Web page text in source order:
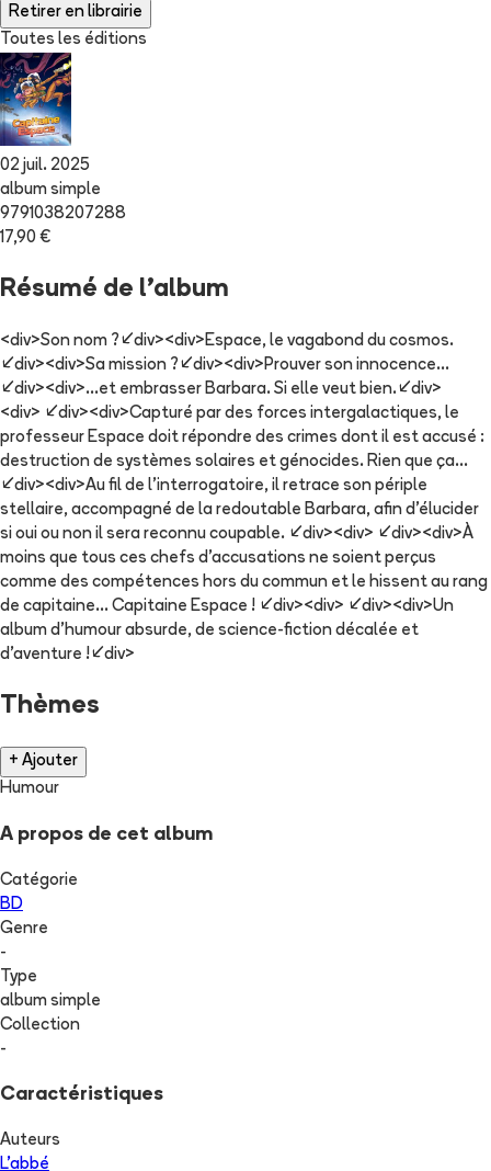
Retirer en librairie
Toutes les éditions
02 juil. 2025
album simple
9791038207288
17,90 €
Résumé de l'album
<div>Son nom ?</div><div>Espace, le vagabond du cosmos.
</div><div>Sa mission ?</div><div>Prouver son innocence...
</div><div>...et embrasser Barbara. Si elle veut bien.</div>
<div> </div><div>Capturé par des forces intergalactiques, le
professeur Espace doit répondre des crimes dont il est accusé :
destruction de systèmes solaires et génocides. Rien que ça...
</div><div>Au fil de l'interrogatoire, il retrace son périple
stellaire, accompagné de la redoutable Barbara, afin d'élucider
si oui ou non il sera reconnu coupable. </div><div> </div><div>À
moins que tous ces chefs d'accusations ne soient perçus
comme des compétences hors du commun et le hissent au rang
de capitaine... Capitaine Espace ! </div><div> </div><div>Un
album d'humour absurde, de science-fiction décalée et
d'aventure !</div>
Thèmes
+ Ajouter
Humour
A propos de cet album
Catégorie
BD
Genre
-
Type
album simple
Collection
-
Caractéristiques
Auteurs
L'abbé